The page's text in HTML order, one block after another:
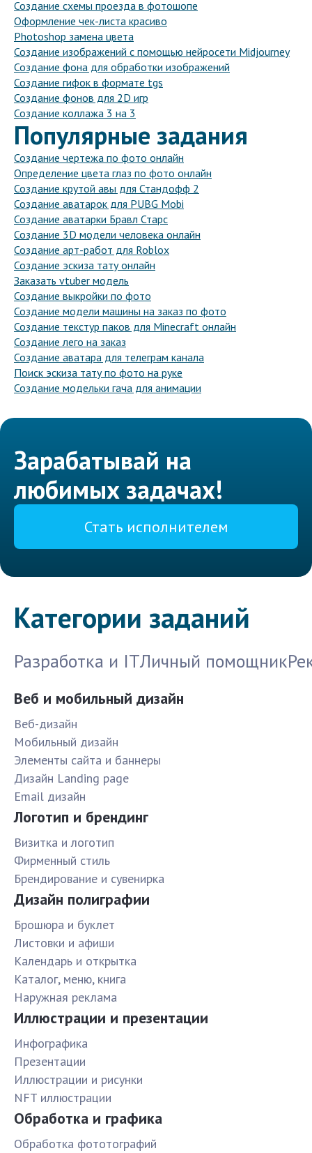
Создание схемы проезда в фотошопе
Оформление чек-листа красиво
Photoshop замена цвета
Создание изображений с помощью нейросети Midjourney
Создание фона для обработки изображений
Создание гифок в формате tgs
Создание фонов для 2D игр
Создание коллажа 3 на 3
Популярные задания
Создание чертежа по фото онлайн
Определение цвета глаз по фото онлайн
Создание крутой авы для Стандофф 2
Создание аватарок для PUBG Mobi
Создание аватарки Бравл Старс
Создание 3D модели человека онлайн
Создание арт-работ для Roblox
Создание эскиза тату онлайн
Заказать vtuber модель
Создание выкройки по фото
Создание модели машины на заказ по фото
Создание текстур паков для Minecraft онлайн
Создание лего на заказ
Создание аватара для телеграм канала
Поиск эскиза тату по фото на руке
Создание модельки гача для анимации
Зарабатывай на
любимых задачах!
Стать исполнителем
Категории заданий
Разработка и ITЛичный помощник
Веб и мобильный дизайн
Веб-дизайн
Мобильный дизайн
Элементы сайта и баннеры
Дизайн Landing page
Email дизайн
Логотип и брендинг
Визитка и логотип
Фирменный стиль
Брендирование и сувенирка
Дизайн полиграфии
Брошюра и буклет
Листовки и афиши
Календарь и открытка
Каталог, меню, книга
Наружная реклама
Иллюстрации и презентации
Инфографика
Презентации
Иллюстрации и рисунки
NFT иллюстрации
Обработка и графика
Обработка фототографий